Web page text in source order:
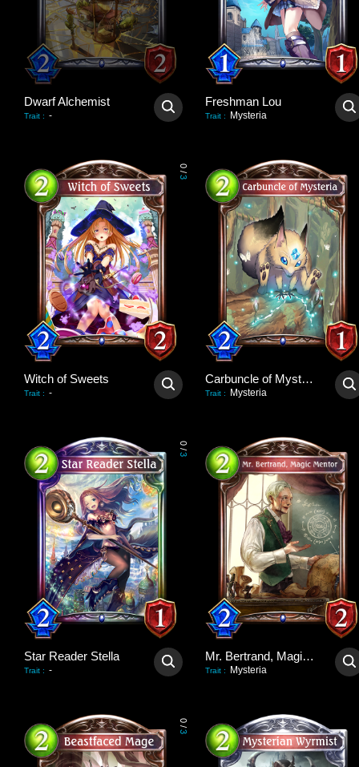
Dwarf Alchemist
Trait : -
Freshman Lou
Trait : Mysteria
0
/
3
Witch of Sweets
Trait : -
Carbuncle of Mysteria
Trait : Mysteria
0
/
3
Star Reader Stella
Trait : -
Mr. Bertrand, Magic Mentor
Trait : Mysteria
0
/
3